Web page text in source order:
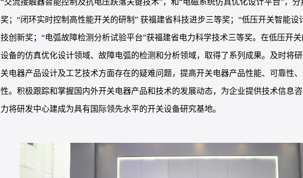
“交流接触器智能控制及抗电压跌落关键技术”，和“电磁系统仿真优化设计平台”，
奖；“闭环实时控制高性能开关的研制” 获福建省科技进步三等奖；“低压开关智能设
技创新奖；“电弧故障检测分析试验平台”获福建省电力科学技术三等奖。在低压开
设备的仿真优化设计领域、故障电弧的检测和分析领域，取得了系列成果。及时将
关电器产品设计及工艺技术方面存在的疑难问题，提高开关电器产品性能、可靠性
性。积极跟踪和掌握国内外开关电器产品和技术的发展动态，为企业提供技术信息
力将研发中心建成为具有国际领先水平的开关设备研究基地。